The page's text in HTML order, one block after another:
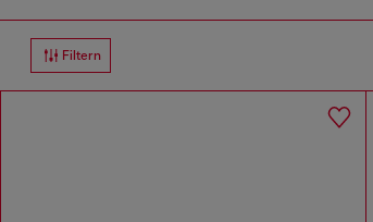
Filtern